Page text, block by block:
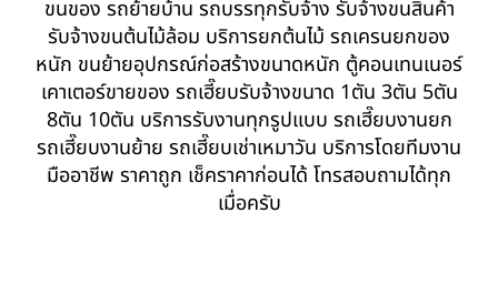
ขนของ รถย้ายบ้าน รถบรรทุกรับจ้าง รับจ้างขนสินค้า
รับจ้างขนต้นไม้ล้อม บริการยกต้นไม้ รถเครนยกของ
หนัก ขนย้ายอุปกรณ์ก่อสร้างขนาดหนัก ตู้คอนเทนเนอร์
เคาเตอร์ขายของ รถเฮี๊ยบรับจ้างขนาด 1ตัน 3ตัน 5ตัน
8ตัน 10ตัน บริการรับงานทุกรูปแบบ รถเฮี๊ยบงานยก
รถเฮี๊ยบงานย้าย รถเฮี๊ยบเช่าเหมาวัน บริการโดยทีมงาน
มืออาชีพ ราคาถูก เช็คราคาก่อนได้ โทรสอบถามได้ทุก
เมื่อครับ